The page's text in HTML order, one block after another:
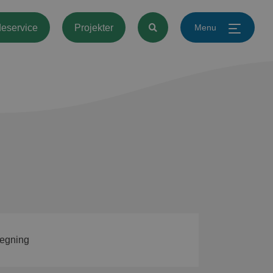
Projekter Menu